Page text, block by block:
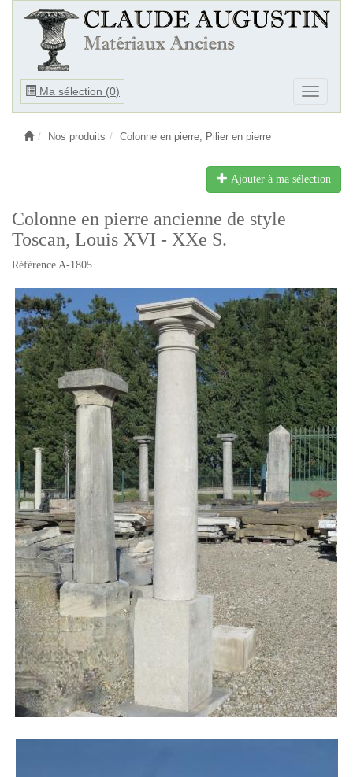
Ma sélection (0)
Ouvrir
Ouvrir
le
Nos produits Colonne en pierre, Pilier en pierre
Ajouter à ma sélection
Colonne en pierre ancienne de style
Toscan, Louis XVI - XXe S.
Référence A-1805